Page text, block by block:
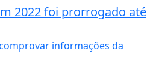
2022 foi prorrogado até